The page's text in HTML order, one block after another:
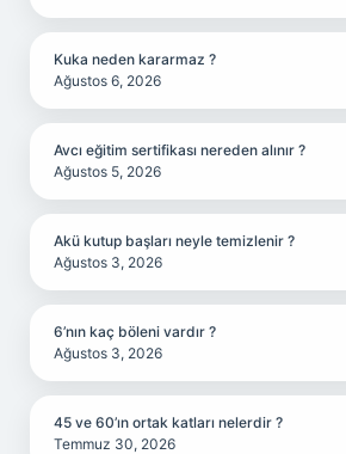
Kuka neden kararmaz ?
Ağustos 6, 2026
Avcı eğitim sertifikası nereden alınır ?
Ağustos 5, 2026
Akü kutup başları neyle temizlenir ?
Ağustos 3, 2026
6’nın kaç böleni vardır ?
Ağustos 3, 2026
45 ve 60’ın ortak katları nelerdir ?
Temmuz 30, 2026